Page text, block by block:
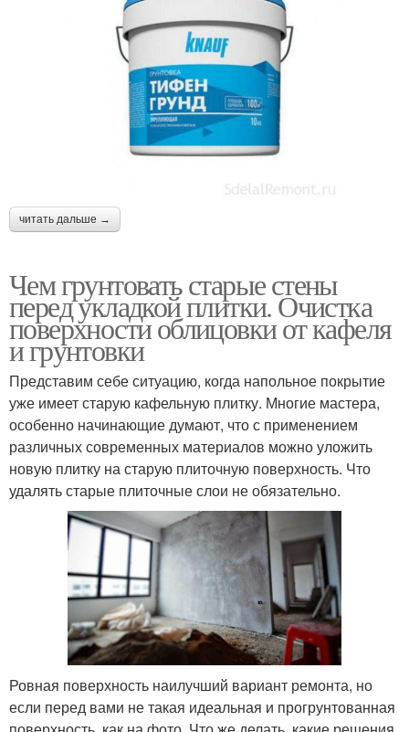
читать дальше →
Чем грунтовать старые стены
перед укладкой плитки. Очистка
поверхности облицовки от кафеля
и грунтовки
Представим себе ситуацию, когда напольное покрытие
уже имеет старую кафельную плитку. Многие мастера,
особенно начинающие думают, что с применением
различных современных материалов можно уложить
новую плитку на старую плиточную поверхность. Что
удалять старые плиточные слои не обязательно.
Ровная поверхность наилучший вариант ремонта, но
если перед вами не такая идеальная и прогрунтованная